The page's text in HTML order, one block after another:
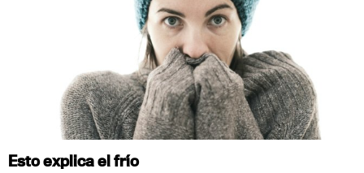
Esto explica el frío